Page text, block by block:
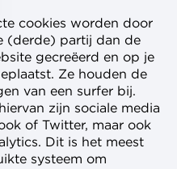
cookies worden door
(derde) partij dan de
gecreëerd en op je
Ze houden de
van een surfer bij.
zijn sociale media
of Twitter, maar ook
Dit is het meest
systeem om